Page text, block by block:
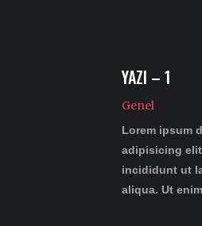
YAZI – 1
Genel
Lorem ipsum
adipisicing
incididunt ut
aliqua. Ut